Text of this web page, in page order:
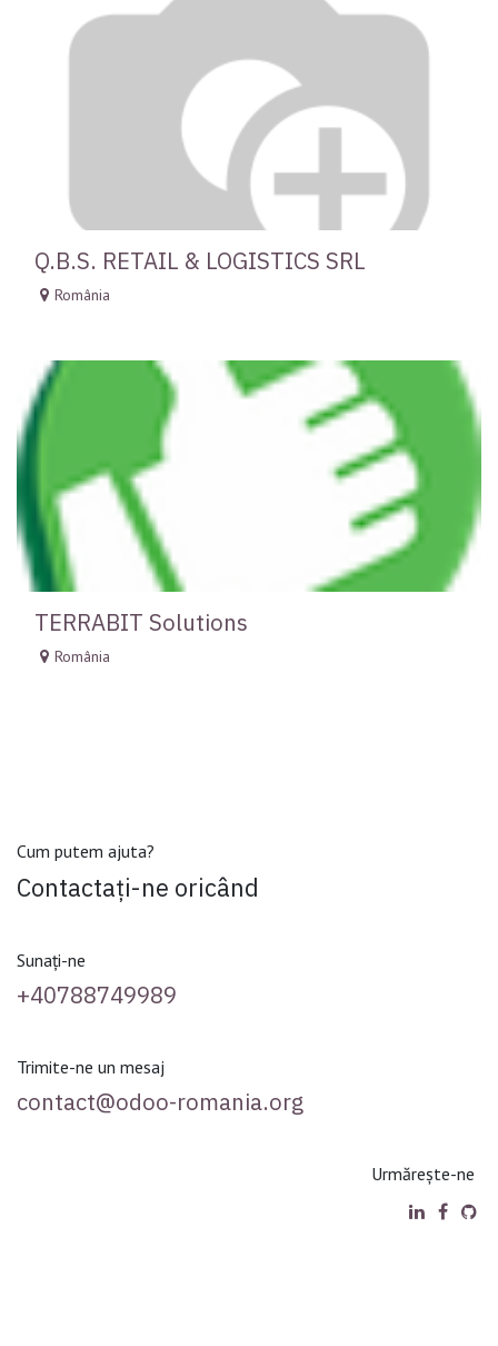
Q.B.S. RETAIL & LOGISTICS SRL
România
TERRABIT Solutions
România
Cum putem ajuta?
Contactați-ne oricând
Sunați-ne
+40788749989
Trimite-ne un mesaj
contact@odoo-romania.org
Urmărește-ne